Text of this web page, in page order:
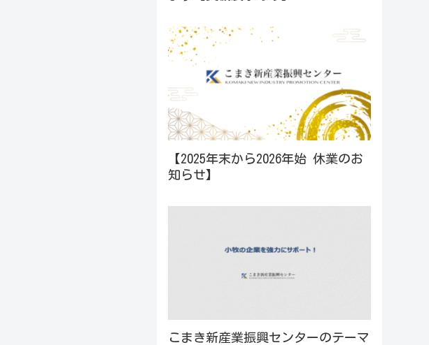
【2025年末から2026年始 休業のお
知らせ】
こまき新産業振興センターのテーマ